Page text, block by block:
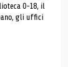
0-18, il
gli uffici